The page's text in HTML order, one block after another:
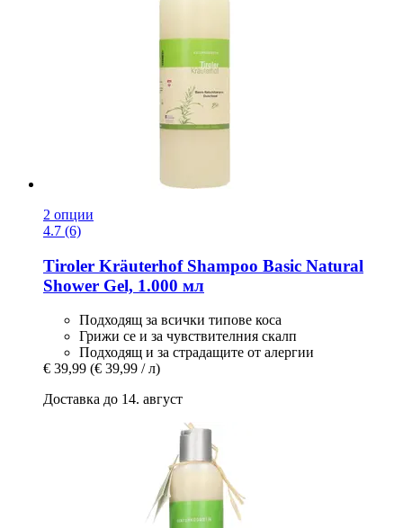
2 опции
4.7 (6)
Tiroler KräuterhofShampoo Basic Natural
Shower Gel, 1.000 мл
Подходящ за всички типове коса
Грижи се и за чувствителния скалп
Подходящ и за страдащите от алергии
€ 39,99 (€ 39,99 / л)
Доставка до 14. август